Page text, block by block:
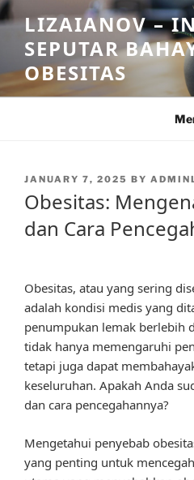
Skip
to
content
LIZAIANOV –
SEPUTAR
OBESITAS
POSTED
JANUARY 7, 2025 BY
Obesitas:
dan Cara
Obesitas, atau yang sering
adalah kondisi medis yang
penumpukan lemak berlebih
tidak hanya memengaruhi
tetapi juga dapat
keseluruhan. Apakah Anda
dan cara pencegahannya?
Mengetahui penyebab
yang penting untuk